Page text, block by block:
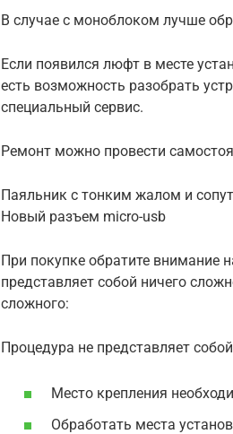
В случае с моноблоком лучше
Если появился люфт в месте
есть возможность разобрать
специальный сервис.
Ремонт можно провести
Паяльник с тонким жалом и
Новый разъем micro-usb
При покупке обратите внимание
представляет собой ничего
сложного:
Процедура не представляет
Место крепления
Обработать места